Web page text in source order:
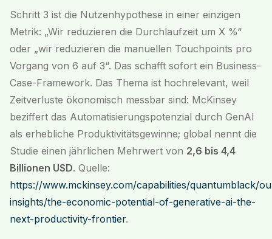
Schritt 3 ist die Nutzenhypothese in einer einzigen
Metrik: „Wir reduzieren die Durchlaufzeit um X %“
oder „wir reduzieren die manuellen Touchpoints pro
Vorgang von 6 auf 3“. Das schafft sofort ein Business-
Case-Framework. Das Thema ist hochrelevant, weil
Zeitverluste ökonomisch messbar sind: McKinsey
beziffert das Automatisierungspotenzial durch GenAI
als erhebliche Produktivitätsgewinne; global nennt die
Studie einen jährlichen Mehrwert von 2,6 bis 4,4
Billionen USD. Quelle:
https://www.mckinsey.com/capabilities/quantumblack/
insights/the-economic-potential-of-generative-ai-the-
next-productivity-frontier.